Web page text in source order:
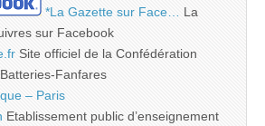
*La Gazette sur Face… La
sur Facebook
Site officiel de la Confédération
Fanfares
– Paris
Etablissement public d’enseignement